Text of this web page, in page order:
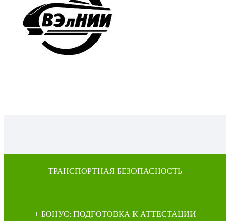
ТРАНСПОРТНАЯ БЕЗОПАСНОСТЬ
+ БОНУС: ПОДГОТОВКА К АТТЕСТАЦИИ